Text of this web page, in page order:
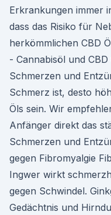
Erkrankungen immer
dass das Risiko für
herkömmlichen CBD
- Cannabisöl und
Schmerzen und
Schmerz ist, desto
Öls sein. Wir
Anfänger direkt das
Schmerzen und
gegen Fibromyalgie
Ingwer wirkt
gegen Schwindel.
Gedächtnis und